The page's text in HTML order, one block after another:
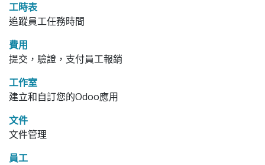
工時表
追蹤員工任務時間
費用
提交，驗證，支付員工報銷
工作室
建立和自訂您的Odoo應用
文件
文件管理
員工